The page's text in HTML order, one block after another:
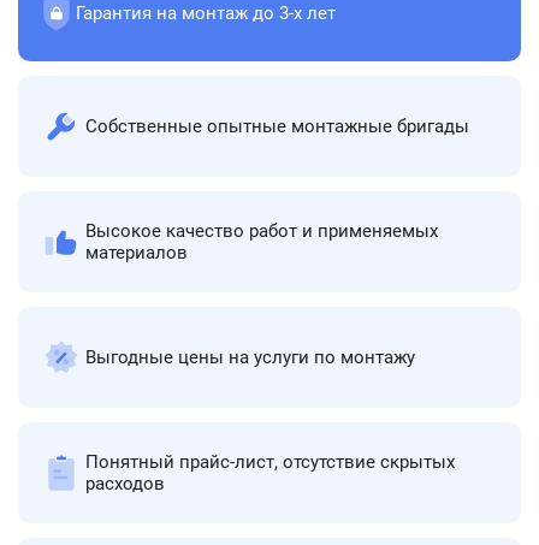
Гарантия на монтаж до 3-х лет
Собственные опытные монтажные бригады
Высокое качество работ и применяемых
материалов
Выгодные цены на услуги по монтажу
Понятный прайс-лист, отсутствие скрытых
расходов